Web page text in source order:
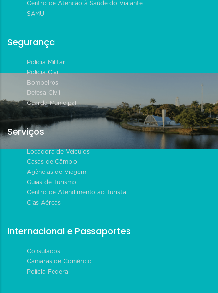
Centro de Atenção à Saúde do Viajante
SAMU
Segurança
Polícia Militar
Polícia Civil
Bombeiros
Defesa Civil
Guarda Municipal
Serviços
Locadora de Veículos
Casas de Câmbio
Agências de Viagem
Guias de Turismo
Centro de Atendimento ao Turista
Cias Aéreas
Internacional e Passaportes
Consulados
Câmaras de Comércio
Polícia Federal